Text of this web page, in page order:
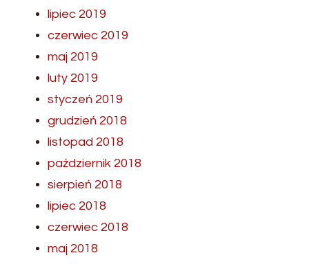
lipiec 2019
czerwiec 2019
maj 2019
luty 2019
styczeń 2019
grudzień 2018
listopad 2018
październik 2018
sierpień 2018
lipiec 2018
czerwiec 2018
maj 2018